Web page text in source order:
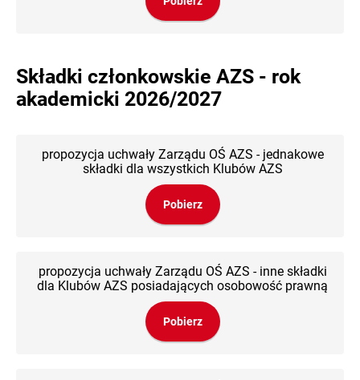
Składki członkowskie AZS - rok
akademicki 2026/2027
propozycja uchwały Zarządu OŚ AZS - jednakowe
składki dla wszystkich Klubów AZS
Pobierz
propozycja uchwały Zarządu OŚ AZS - inne składki
dla Klubów AZS posiadających osobowość prawną
Pobierz